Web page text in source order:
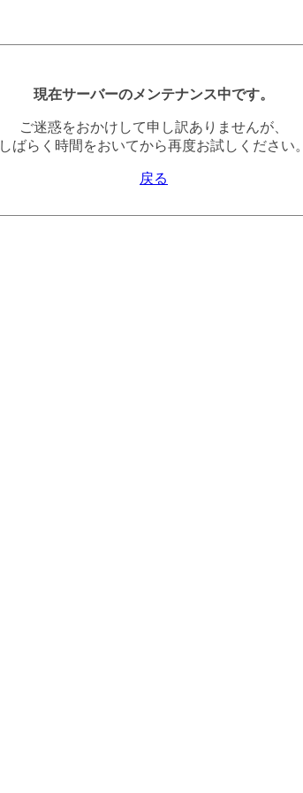
現在サーバーのメンテナンス中です。
ご迷惑をおかけして申し訳ありませんが、
しばらく時間をおいてから再度お試しください。
戻る